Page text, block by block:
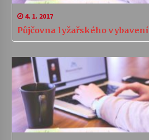
4. 1. 2017
Půjčovna lyžařského vybavení